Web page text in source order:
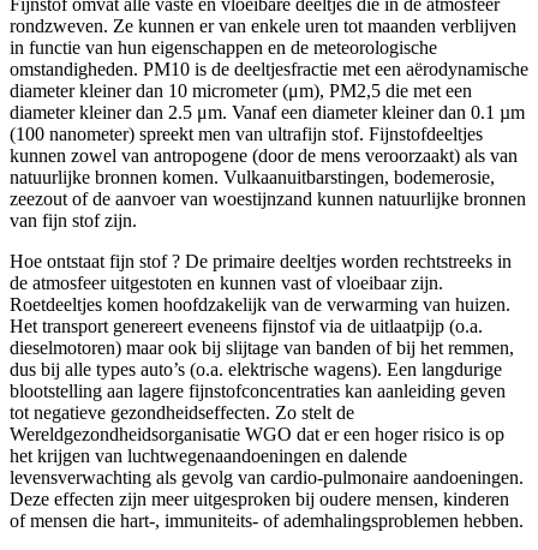
Fijnstof omvat alle vaste en vloeibare deeltjes die in de atmosfeer
rondzweven. Ze kunnen er van enkele uren tot maanden verblijven
in functie van hun eigenschappen en de meteorologische
omstandigheden. PM10 is de deeltjesfractie met een aërodynamische
diameter kleiner dan 10 micrometer (μm), PM2,5 die met een
diameter kleiner dan 2.5 μm. Vanaf een diameter kleiner dan 0.1 µm
(100 nanometer) spreekt men van ultrafijn stof. Fijnstofdeeltjes
kunnen zowel van antropogene (door de mens veroorzaakt) als van
natuurlijke bronnen komen. Vulkaanuitbarstingen, bodemerosie,
zeezout of de aanvoer van woestijnzand kunnen natuurlijke bronnen
van fijn stof zijn.
Hoe ontstaat fijn stof ? De primaire deeltjes worden rechtstreeks in
de atmosfeer uitgestoten en kunnen vast of vloeibaar zijn.
Roetdeeltjes komen hoofdzakelijk van de verwarming van huizen.
Het transport genereert eveneens fijnstof via de uitlaatpijp (o.a.
dieselmotoren) maar ook bij slijtage van banden of bij het remmen,
dus bij alle types auto’s (o.a. elektrische wagens). Een langdurige
blootstelling aan lagere fijnstofconcentraties kan aanleiding geven
tot negatieve gezondheidseffecten. Zo stelt de
Wereldgezondheidsorganisatie WGO dat er een hoger risico is op
het krijgen van luchtwegenaandoeningen en dalende
levensverwachting als gevolg van cardio-pulmonaire aandoeningen.
Deze effecten zijn meer uitgesproken bij oudere mensen, kinderen
of mensen die hart-, immuniteits- of ademhalingsproblemen hebben.